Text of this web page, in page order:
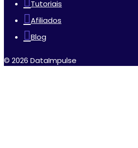
Tutoriais
Afiliados
Blog
© 2026 DataImpulse